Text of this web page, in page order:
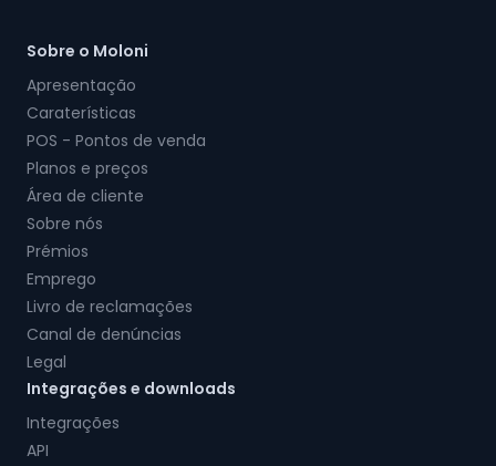
Sobre o Moloni
Apresentação
Caraterísticas
POS - Pontos de venda
Planos e preços
Área de cliente
Sobre nós
Prémios
Emprego
Livro de reclamações
Canal de denúncias
Legal
Integrações e downloads
Integrações
API